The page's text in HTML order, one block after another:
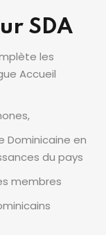
SDA
les
Accueil
Dominicaine en
du pays
membres